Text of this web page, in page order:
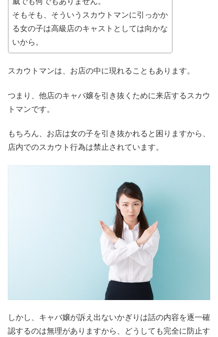
そもそも、そういうスカウトマンに引っかか
る女の子は高級店のキャストとしては向かな
いから。
スカウトマンは、お店の中に現れることもあります。
つまり、他店のキャバ嬢を引き抜くために来店するスカウ
トマンです。
もちろん、お店は女の子を引き抜かれると困りますから、
店内でのスカウト行為は禁止されています。
しかし、キャバ嬢が訴え出ないかぎりは話の内容を逐一確
認するのは無理がありますから、どうしても完全に防止す